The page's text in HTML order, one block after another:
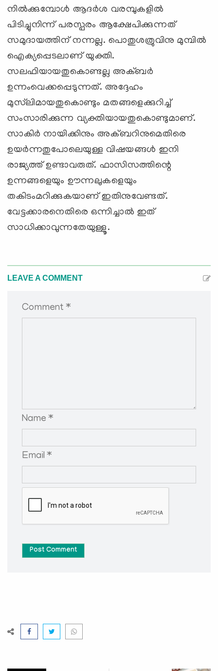
നില്‍ക്കുമ്പോള്‍ ആദര്‍ശ വരമ്പുകളില്‍
പിടിച്ചുനിന്ന് പരസ്പരം ആക്ഷേപിക്കുന്നത്
സമുദായത്തിന് നന്നല്ല. പൊതുശത്രുവിനു മുമ്പില്‍
ഐക്യപ്പെടലാണ് യുക്തി.
സലഫിയായതുകൊണ്ടല്ല അക്ബര്‍
ഉന്നംവെക്കപ്പെടുന്നത്. അദ്ദേഹം
മുസ്‌ലിമായതുകൊണ്ടും മതങ്ങളെക്കുറിച്ച്
സംസാരിക്കുന്ന വ്യക്തിയായതുകൊണ്ടുമാണ്.
സാകിര്‍ നായിക്കിനും അക്ബറിനുമെതിരെ
ഉയര്‍ന്നതുപോലെയുള്ള വിഷയങ്ങള്‍ ഇനി
രാജ്യത്ത് ഉണ്ടാവരുത്. ഫാസിസത്തിന്റെ
ഉന്നങ്ങളെയും ഊന്നലുകളെയും
തകിടംമറിക്കുകയാണ് ഇതിനുവേണ്ടത്.
വേട്ടക്കാരനെതിരെ ഒന്നിച്ചാല്‍ ഇത്
സാധിക്കാവുന്നതേയുള്ളൂ.
LEAVE A COMMENT
Comment *
Name *
Email *
Post Comment